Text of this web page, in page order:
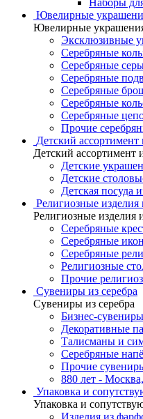
Наборы
Ювелирные
Ювелирные украшения
Эксклюзивные
Серебряные
Серебряные
Серебряные
Серебряные
Серебряные
Серебряные
Прочие
Детский ассортимент
Детский ассортимент
Детские
Детские
Детская посуда
Религиозные изделия
Религиозные изделия
Серебряные
Серебряные
Серебряные
Религиозные
Прочие
Сувениры из серебра
Сувениры из серебра
Бизнес-
Декоративные
Талисманы и
Серебряные
Прочие
880 лет -
Упаковка и
Упаковка и
Изделия из